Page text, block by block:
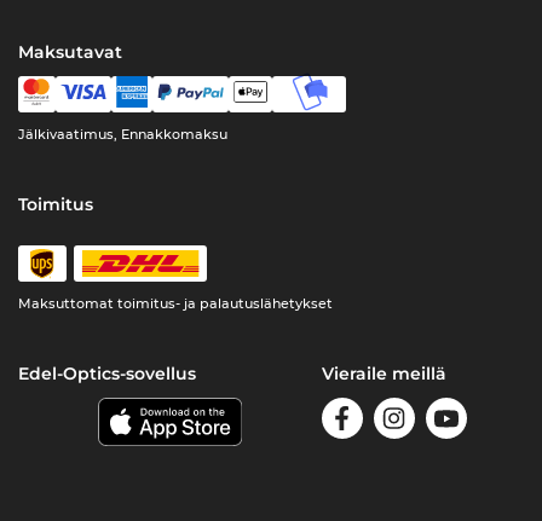
Maksutavat
Jälkivaatimus, Ennakkomaksu
Toimitus
Maksuttomat toimitus- ja palautuslähetykset
Edel-Optics-sovellus Vieraile meillä